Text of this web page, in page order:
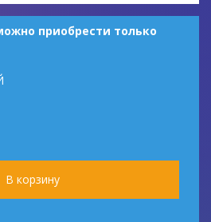
приобрести только